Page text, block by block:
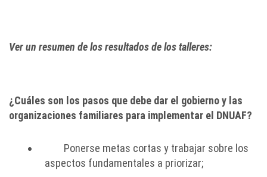
Ver un resumen de los resultados de los talleres:
¿Cuáles son los pasos que debe dar el gobierno y las
organizaciones familiares para implementar el DNUAF?
Ponerse metas cortas y trabajar sobre los
aspectos fundamentales a priorizar;